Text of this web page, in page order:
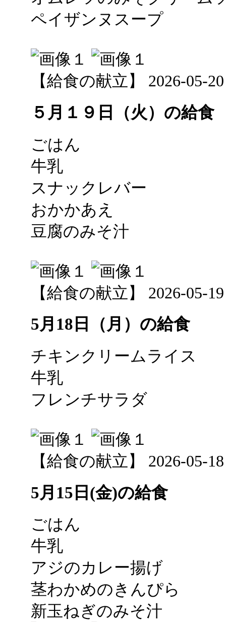
ペイザンヌスープ
【給食の献立】 2026-05-
５月１９日（火）の給食
ごはん
牛乳
スナックレバー
おかかあえ
豆腐のみそ汁
【給食の献立】 2026-05-
5月18日（月）の給食
チキンクリームライス
牛乳
フレンチサラダ
【給食の献立】 2026-05-
5月15日(金)の給食
ごはん
牛乳
アジのカレー揚げ
茎わかめのきんぴら
新玉ねぎのみそ汁